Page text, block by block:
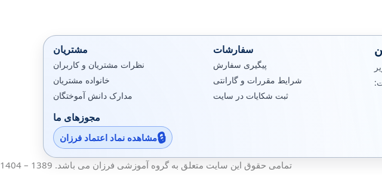
سفارشات
پیگیری سفارش
شرایط مقررات و گارانتی
ثبت شکایات در سایت
مشتریان
نظرات مشتریان و کاربران
خانواده مشتریان
مدارک دانش آموختگان
مجوزهای ما
مشاهده نماد اعتماد فرزان
تمامی حقوق این سایت متعلق به گروه آموزشی فرزان می باشد. 1389 – 1404